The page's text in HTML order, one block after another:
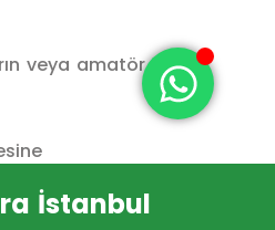
veya amatör
vermeyin.
İstanbul